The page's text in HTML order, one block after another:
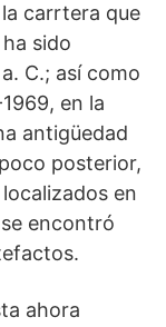
carrtera que
sido
C.; así como
en la
antigüedad
posterior,
en
encontró
ahora